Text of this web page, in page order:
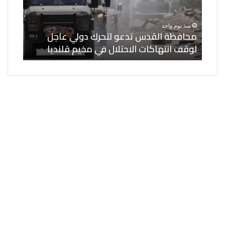
عاجل
لوقف
انتهاكات
الاحتلال
في
مخيم
منذ يوم واحد
محافظة القدس تدعو لتحرك دولي عاجل
لوقف انتهاكات الاحتلال في مخيم قلنديا
6
كيانات